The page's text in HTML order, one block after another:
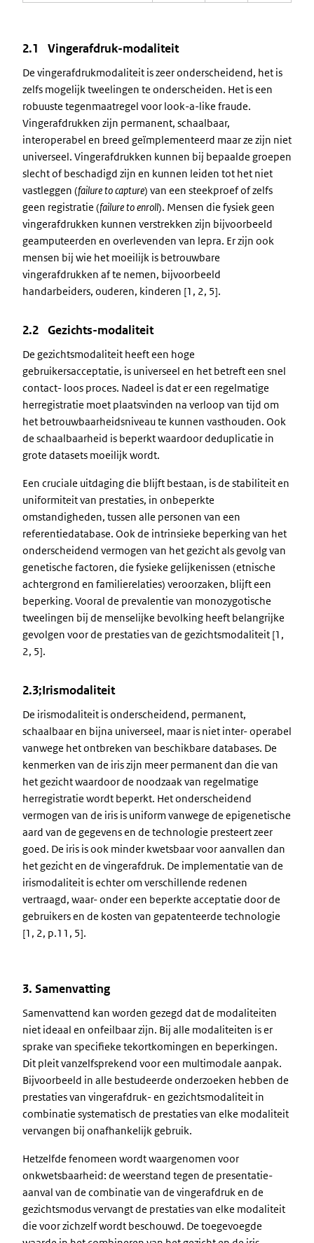
2.1 Vingerafdruk-modaliteit
De vingerafdrukmodaliteit is zeer onderscheidend, het is
zelfs mogelijk tweelingen te onderscheiden. Het is een
robuuste tegenmaatregel voor look-a-like fraude.
Vingerafdrukken zijn permanent, schaalbaar,
interoperabel en breed geïmplementeerd maar ze zijn niet
universeel. Vingerafdrukken kunnen bij bepaalde groepen
slecht of beschadigd zijn en kunnen leiden tot het niet
vastleggen (failure to capture) van een steekproef of zelfs
geen registratie (failure to enroll). Mensen die fysiek geen
vingerafdrukken kunnen verstrekken zijn bijvoorbeeld
geamputeerden en overlevenden van lepra. Er zijn ook
mensen bij wie het moeilijk is betrouwbare
vingerafdrukken af te nemen, bijvoorbeeld
handarbeiders, ouderen, kinderen [1, 2, 5].
2.2 Gezichts-modaliteit
De gezichtsmodaliteit heeft een hoge
gebruikersacceptatie, is universeel en het betreft een snel
contact- loos proces. Nadeel is dat er een regelmatige
herregistratie moet plaatsvinden na verloop van tijd om
het betrouwbaarheidsniveau te kunnen vasthouden. Ook
de schaalbaarheid is beperkt waardoor deduplicatie in
grote datasets moeilijk wordt.
Een cruciale uitdaging die blijft bestaan, is de stabiliteit en
uniformiteit van prestaties, in onbeperkte
omstandigheden, tussen alle personen van een
referentiedatabase. Ook de intrinsieke beperking van het
onderscheidend vermogen van het gezicht als gevolg van
genetische factoren, die fysieke gelijkenissen (etnische
achtergrond en familierelaties) veroorzaken, blijft een
beperking. Vooral de prevalentie van monozygotische
tweelingen bij de menselijke bevolking heeft belangrijke
gevolgen voor de prestaties van de gezichtsmodaliteit [1,
2, 5].
2.3;Irismodaliteit
De irismodaliteit is onderscheidend, permanent,
schaalbaar en bijna universeel, maar is niet inter- operabel
vanwege het ontbreken van beschikbare databases. De
kenmerken van de iris zijn meer permanent dan die van
het gezicht waardoor de noodzaak van regelmatige
herregistratie wordt beperkt. Het onderscheidend
vermogen van de iris is uniform vanwege de epigenetische
aard van de gegevens en de technologie presteert zeer
goed. De iris is ook minder kwetsbaar voor aanvallen dan
het gezicht en de vingerafdruk. De implementatie van de
irismodaliteit is echter om verschillende redenen
vertraagd, waar- onder een beperkte acceptatie door de
gebruikers en de kosten van gepatenteerde technologie
[1, 2, p.11, 5].
3. Samenvatting
Samenvattend kan worden gezegd dat de modaliteiten
niet ideaal en onfeilbaar zijn. Bij alle modaliteiten is er
sprake van specifieke tekortkomingen en beperkingen.
Dit pleit vanzelfsprekend voor een multimodale aanpak.
Bijvoorbeeld in alle bestudeerde onderzoeken hebben de
prestaties van vingerafdruk- en gezichtsmodaliteit in
combinatie systematisch de prestaties van elke modaliteit
vervangen bij onafhankelijk gebruik.
Hetzelfde fenomeen wordt waargenomen voor
onkwetsbaarheid: de weerstand tegen de presentatie-
aanval van de combinatie van de vingerafdruk en de
gezichtsmodus vervangt de prestaties van elke modaliteit
die voor zichzelf wordt beschouwd. De toegevoegde